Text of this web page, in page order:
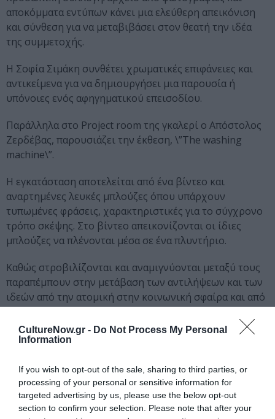
CultureNow.gr - Do Not Process My Personal
Information
If you wish to opt-out of the sale, sharing to third parties, or
processing of your personal or sensitive information for
targeted advertising by us, please use the below opt-out
section to confirm your selection. Please note that after your
αποκόμματα εντύπων κάνει μια ελεύθερη απεικόνιση
και σύνθεση για να μεταβιβάσει στον θεατή την ιδέα
της συμμετοχής.
Η Σοφία Σιμάκη συνθέτει χρωματικές επιφάνειες και
αντικείμενα για να δημιουργήσει μια παρουσία ή
υπόνοιες ενός αφηγηματικού επεισοδίου.
Παράλληλα στο Project room της γκαλερί ο Απόστολος
Ζερδέβας, παρουσιάζει την έκθεση, \”The washing
machine\”.
Η εγκατάσταση αποτελείται από ένα βίντεο και
αναρτημένες λευκές μπλούζες όπου υπάρχουν
τυπωμένες φράσεις, χαρακτηριστικές για το σύγχρονο
τρόπο σκέψης. Στο βίντεο απεικονίζονται οι ίδιες
μπλούζες να πλένονται μέσα σε ένα πλυντήριο.
Καθώς στροβιλίζονται και αναμιγνύονται μεταξύ τους
παραπέμπουν στην μετάβαση των αντιλήψεων και των
ιδεών από την ατομική στην κοινωνική σφαίρα και από
info
Γκαλερί TinT
Χρυσ. Σμύρνης 13,
Τηλ. 2310 235 689 fax 2310 220 191
tint@otenet.gr